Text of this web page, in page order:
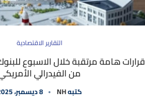
التقارير الاقتصادية
قرارات هامة مرتقبة خلال الاسبوع
من الفيدرالي
كتبهNH 8 ديسمبر، 2025